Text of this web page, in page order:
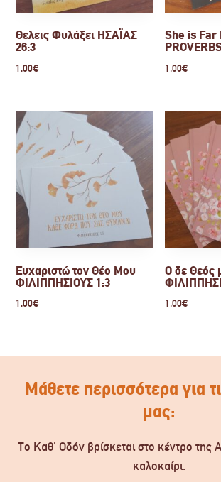
Θελεις Φυλάξει ΗΣΑΪΑΣ
26:3
1.00€
She is Far
1.00€
Ευχαριστώ τον Θέο Μου
ΦΙΛΙΠΠΗΣΙΟΥΣ 1:3
1.00€
Ο δε Θεός
1.00€
Μάθετε περισσότερα για
μας:
Το Καθ’ Οδόν βρίσκεται στο κέντρο της
καλοκαίρι.